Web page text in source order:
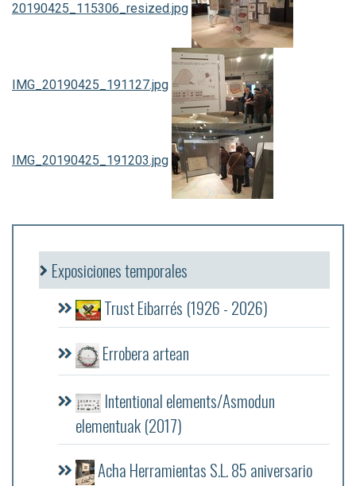
20190425_115306_resized.jpg
IMG_20190425_191127.jpg
IMG_20190425_191203.jpg
Exposiciones temporales
Trust Eibarrés (1926 - 2026)
Errobera artean
Intentional elements/Asmodun
elementuak (2017)
Acha Herramientas S.L. 85 aniversario